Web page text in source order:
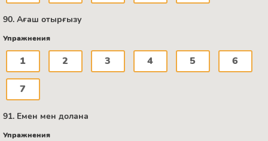
90. Ағаш отырғызу
Упражнения
1 2 3 4 5 6
7
91. Емен мен долана
Упражнения